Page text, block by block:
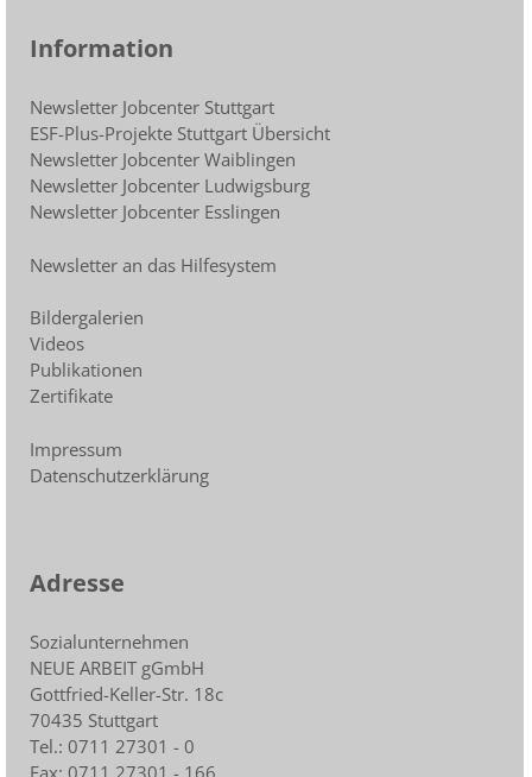
Information
Newsletter Jobcenter Stuttgart
ESF-Plus-Projekte Stuttgart Übersicht
Newsletter Jobcenter Waiblingen
Newsletter Jobcenter Ludwigsburg
Newsletter Jobcenter Esslingen
Newsletter an das Hilfesystem
Bildergalerien
Videos
Publikationen
Zertifikate
Impressum
Datenschutzerklärung
Adresse
Sozialunternehmen
NEUE ARBEIT gGmbH
Gottfried-Keller-Str. 18c
70435 Stuttgart
Tel.: 0711 27301 - 0
Fax: 0711 27301 - 166